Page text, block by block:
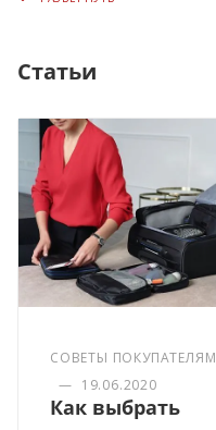
Статьи
СОВЕТЫ ПОКУПАТЕЛЯМ
— 19.06.2020
Как выбрать